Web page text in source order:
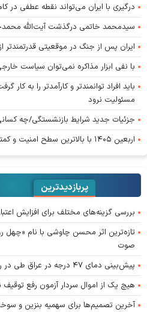
درگیری با ایران می‌تواند نقطه عطفی در
سیدمحمد خاتمی درگذشت آیت‌الله
ایران پس از جنگ در موقعیتی قدرتمندتر
با نفی ابزار مذاکره نمی‌توان سیاست
باید افراد توانمندتر و کارآمدتر را به
مسئولیت نرود
جزئیات جدید شرایط بازنشستگی/چه
اربعین ۱۴۰۵ با بالاترین سطح امنیت و کمترین مشکلات برگزار شد
پربازدیدترین
بررسی گزینه‌های مختلف برای افزایش
صوت
پیش‌بینی دمای ۴۷ درجه در عراق طی در روز اربعین
هیچ یک از اموال سردار آزمون رفع
آخرین تصمیم‌ها برای سهمیه بنزین و